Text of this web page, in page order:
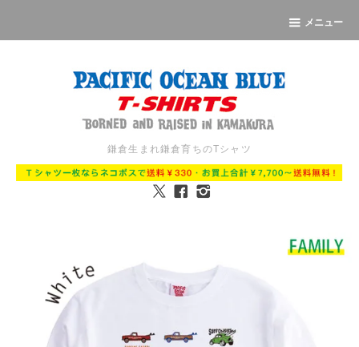
メニュー
鎌倉生まれ鎌倉育ちのTシャツ